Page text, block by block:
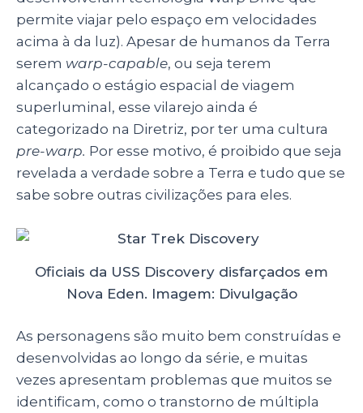
permite viajar pelo espaço em velocidades
acima à da luz). Apesar de humanos da Terra
serem warp-capable, ou seja terem
alcançado o estágio espacial de viagem
superluminal, esse vilarejo ainda é
categorizado na Diretriz, por ter uma cultura
pre-warp. Por esse motivo, é proibido que seja
revelada a verdade sobre a Terra e tudo que se
sabe sobre outras civilizações para eles.
Oficiais da USS Discovery disfarçados em
Nova Eden. Imagem: Divulgação
As personagens são muito bem construídas e
desenvolvidas ao longo da série, e muitas
vezes apresentam problemas que muitos se
identificam, como o transtorno de múltipla